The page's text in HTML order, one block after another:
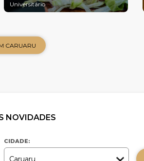
Universitário
CARUARU
NOVIDADES
CIDADE: